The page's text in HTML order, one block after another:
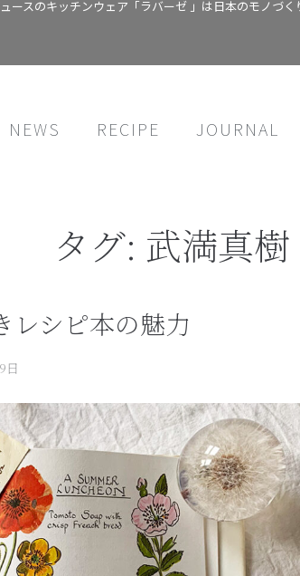
ースのキッチンウェア「ラバーゼ 」は日本のモノづく
NEWS RECIPE JOURNAL
タグ: 武満真樹
レシピ本の魅力
日